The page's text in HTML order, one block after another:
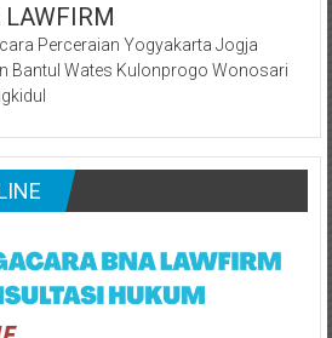
LAWFIRM
Perceraian Yogyakarta Jogja
Bantul Wates Kulonprogo Wonosari